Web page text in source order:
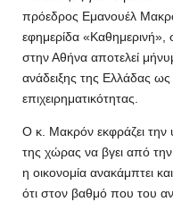
πρόεδρος Εμανουέλ
εφημερίδα «Καθημερινή»,
στην Αθήνα αποτελεί
ανάδειξης της Ελλάδας
επιχειρηματικότητας.
Ο κ. Μακρόν εκφράζει την
της χώρας να βγει από την
η οικονομία ανακάμπτει
ότι στον βαθμό που του